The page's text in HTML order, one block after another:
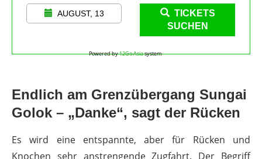
AUGUST, 13
TICKETS
SUCHEN
Powered by12Go Asiasystem
Endlich am Grenzübergang Sungai
Golok – „Danke“, sagt der Rücken
Es wird eine entspannte, aber für Rücken und
Knochen sehr anstrengende Zugfahrt. Der Begriff